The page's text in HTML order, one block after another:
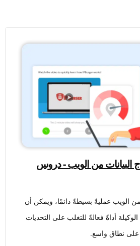
البيانات من الويب - دروس
من الويب عمليةً بسيطةً دائمًا، ويمكن أن
أداةً فعالةً للتغلب على التحديات
على نطاق واسع.